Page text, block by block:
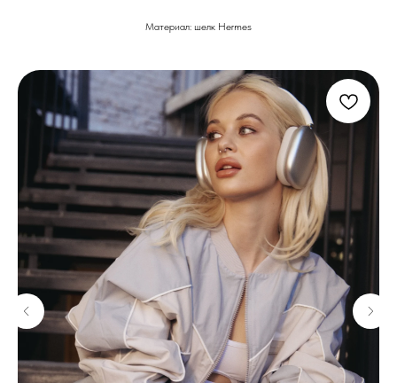
Материал: шелк Hermes